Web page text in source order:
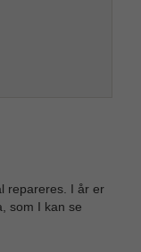
repareres. I år er
som I kan se